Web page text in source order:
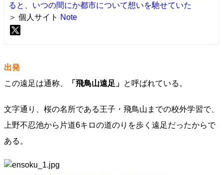
ると、いつの間にか都市について想いを馳せていた
＞ 個人サイト Note
出発
この遠足は通称、
「飛鳥山遠足」 と呼ばれている。
文字通り、桜の名所である王子・飛鳥山までの校外学習で、
上野不忍池から片道6キロの道のりを歩く遠足だったからで
ある。